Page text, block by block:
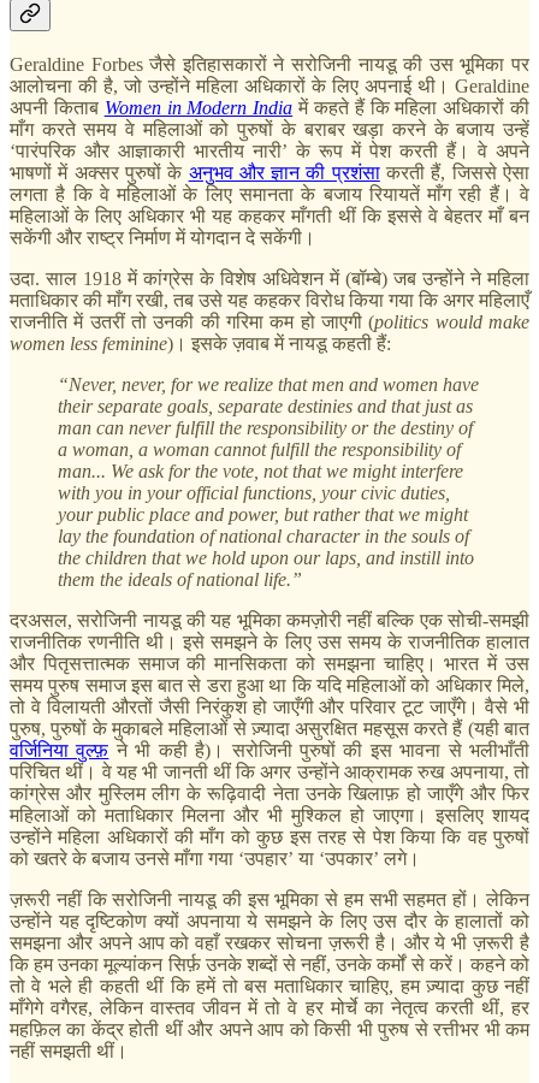
Geraldine Forbes जैसे इतिहासकारों ने सरोजिनी नायडू की उस भूमिका पर
आलोचना की है, जो उन्होंने महिला अधिकारों के लिए अपनाई थी। Geraldine
अपनी किताब Women in Modern India में कहते हैं कि महिला अधिकारों की
माँग करते समय वे महिलाओं को पुरुषों के बराबर खड़ा करने के बजाय उन्हें
‘पारंपरिक और आज्ञाकारी भारतीय नारी’ के रूप में पेश करती हैं। वे अपने
भाषणों में अक्सर पुरुषों के अनुभव और ज्ञान की प्रशंसाकरती हैं, जिससे ऐसा
लगता है कि वे महिलाओं के लिए समानता के बजाय रियायतें माँग रही हैं। वे
महिलाओं के लिए अधिकार भी यह कहकर माँगती थीं कि इससे वे बेहतर माँ बन
सकेंगी और राष्ट्र निर्माण में योगदान दे सकेंगी।
उदा. साल 1918 में कांग्रेस के विशेष अधिवेशन में (बॉम्बे) जब उन्होंने ने महिला
मताधिकार की माँग रखी, तब उसे यह कहकर विरोध किया गया कि अगर महिलाएँ
राजनीति में उतरीं तो उनकी की गरिमा कम हो जाएगी (politics would make
women less feminine)। इसके ज़वाब में नायडू कहती हैं:
“Never, never, for we realize that men and women have
their separate goals, separate destinies and that just as
man can never fulfill the responsibility or the destiny of
a woman, a woman cannot fulfill the responsibility of
man... We ask for the vote, not that we might interfere
with you in your official functions, your civic duties,
your public place and power, but rather that we might
lay the foundation of national character in the souls of
the children that we hold upon our laps, and instill into
them the ideals of national life.”
दरअसल, सरोजिनी नायडू की यह भूमिका कमज़ोरी नहीं बल्कि एक सोची-समझी
राजनीतिक रणनीति थी। इसे समझने के लिए उस समय के राजनीतिक हालात
और पितृसत्तात्मक समाज की मानसिकता को समझना चाहिए। भारत में उस
समय पुरुष समाज इस बात से डरा हुआ था कि यदि महिलाओं को अधिकार मिले,
तो वे विलायती औरतों जैसी निरंकुश हो जाएँगी और परिवार टूट जाएँगे। वैसे भी
पुरुष, पुरुषों के मुकाबले महिलाओं से ज़्यादा असुरक्षित महसूस करते हैं (यही बात
वर्जिनिया वुल्फ़ ने भी कही है)। सरोजिनी पुरुषों की इस भावना से भलीभाँती
परिचित थीं। वे यह भी जानती थीं कि अगर उन्होंने आक्रामक रुख अपनाया, तो
कांग्रेस और मुस्लिम लीग के रूढ़िवादी नेता उनके खिलाफ़ हो जाएँगे और फिर
महिलाओं को मताधिकार मिलना और भी मुश्किल हो जाएगा। इसलिए शायद
उन्होंने महिला अधिकारों की माँग को कुछ इस तरह से पेश किया कि वह पुरुषों
को खतरे के बजाय उनसे माँगा गया ‘उपहार’ या ‘उपकार’ लगे।
ज़रूरी नहीं कि सरोजिनी नायडू की इस भूमिका से हम सभी सहमत हों। लेकिन
उन्होंने यह दृष्टिकोण क्यों अपनाया ये समझने के लिए उस दौर के हालातों को
समझना और अपने आप को वहाँ रखकर सोचना ज़रूरी है। और ये भी ज़रूरी है
कि हम उनका मूल्यांकन सिर्फ़ उनके शब्दों से नहीं, उनके कर्मों से करें। कहने को
तो वे भले ही कहती थीं कि हमें तो बस मताधिकार चाहिए, हम ज़्यादा कुछ नहीं
माँगेगे वगैरह, लेकिन वास्तव जीवन में तो वे हर मोर्चे का नेतृत्व करती थीं, हर
महफ़िल का केंद्र होती थीं और अपने आप को किसी भी पुरुष से रत्तीभर भी कम
नहीं समझती थीं।